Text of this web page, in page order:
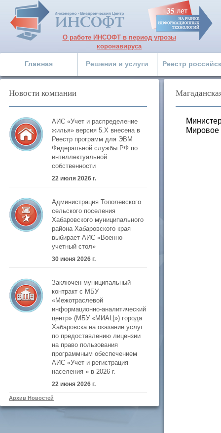
О работе ИНСОФТ в период угрозы
коронавируса
Главная Решения и услуги Реестр
Новости компании
АИС «Учет и распределение
жилья» версия 5.Х внесена в
Реестр программ для ЭВМ
Федеральной службы РФ по
интеллектуальной
собственности
22 июля 2026 г.
Администрация Тополевского
сельского поселения
Хабаровского муниципального
района Хабаровского края
выбирает АИС «Военно-
учетный стол»
30 июня 2026 г.
Заключен муниципальный
контракт с МБУ
«Межотраслевой
информационно-аналитический
центр» (МБУ «МИАЦ») города
Хабаровска на оказание услуг
по предоставлению лицензии
на право пользования
программным обеспечением
АИС «Учет и регистрация
населения » в 2026 г.
22 июня 2026 г.
Архив Новостей